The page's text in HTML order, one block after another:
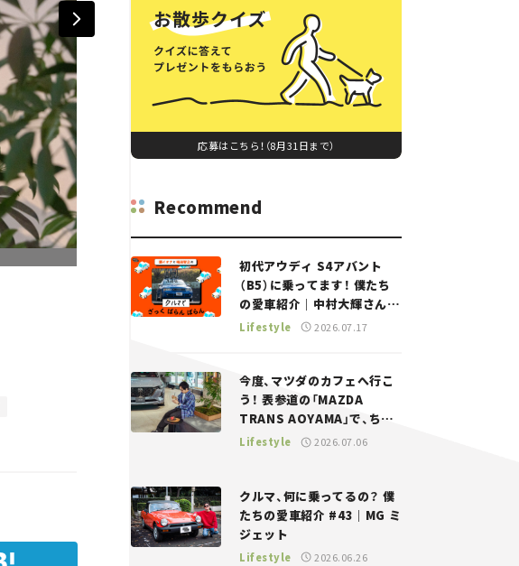
応募はこちら！（8月31日まで）
Recommend
初代アウディ S4アバント
（B5）に乗ってます！ 僕たち
の愛車紹介｜中村大輝さん
——瀬イオナと嶋田智之の
Lifestyle 2026.07.17
今度、マツダのカフェへ行こ
う！ 表参道の「MAZDA
TRANS AOYAMA」で、ちょ
っとひと息。——連載｜CCG
Lifestyle 2026.07.06
クルマ、何に乗ってるの？ 僕
たちの愛車紹介 #43｜MG ミ
ジェット
Lifestyle 2026.06.26